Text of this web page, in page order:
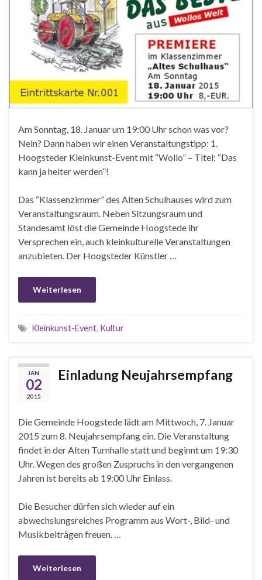
Am Sonntag, 18. Januar um 19:00 Uhr schon was vor?
Nein? Dann haben wir einen Veranstaltungstipp: 1.
Hoogsteder Kleinkunst-Event mit “Wollo” – Titel: “Das
kann ja heiter werden”!
Das “Klassenzimmer” des Alten Schulhauses wird zum
Veranstaltungsraum. Neben Sitzungsraum und
Standesamt löst die Gemeinde Hoogstede ihr
Versprechen ein, auch kleinkulturelle Veranstaltungen
anzubieten. Der Hoogsteder Künstler …
Weiterlesen
Kleinkunst-Event, Kultur
JAN.
02
2015
Einladung Neujahrsempfang
Die Gemeinde Hoogstede lädt am Mittwoch, 7. Januar
2015 zum 8. Neujahrsempfang ein. Die Veranstaltung
findet in der Alten Turnhalle statt und beginnt um 19:30
Uhr. Wegen des großen Zuspruchs in den vergangenen
Jahren ist bereits ab 19:00 Uhr Einlass.
Die Besucher dürfen sich wieder auf ein
abwechslungsreiches Programm aus Wort-, Bild- und
Musikbeiträgen freuen. …
Weiterlesen